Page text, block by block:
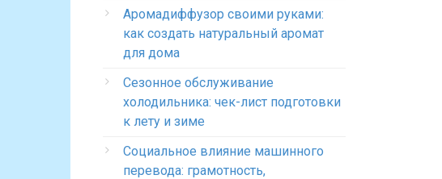
Аромадиффузор своими руками:
как создать натуральный аромат
для дома
Сезонное обслуживание
холодильника: чек-лист подготовки
к лету и зиме
Социальное влияние машинного
перевода: грамотность,